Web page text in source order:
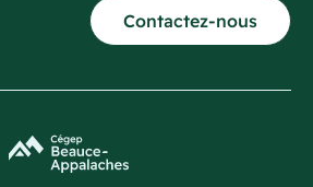
Contactez-nous